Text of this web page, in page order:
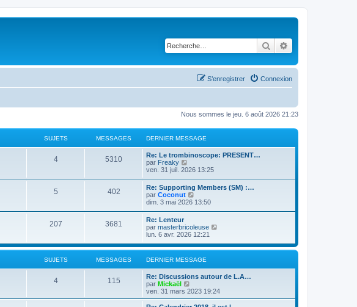
Rechercher
Connexion
S’enregistrer
Nous sommes le jeu. 6 août 2026 21:23
SUJETS MESSAGES DERNIER MESSAGE
4 5310
Re: Le trombinoscope: PRESENT…
par Freaky
o
l
e
d
e
n
i
e
r
m
e
s
s
a
g
e
ven. 31 juil. 2026 13:25
5 402
Re: Supporting Members (SM) :…
par Coconut
o
e
d
e
r
n
i
e
m
s
dim. 3 mai 2026 13:50
207 3681
Re: Lenteur
par masterbricoleuse
r
d
e
n
i
lun. 6 avr. 2026 12:21
SUJETS MESSAGES DERNIER MESSAGE
4 115
Re: Discussions autour de L.A…
par Mickaël
o
i
r
ven. 31 mars 2023 19:24